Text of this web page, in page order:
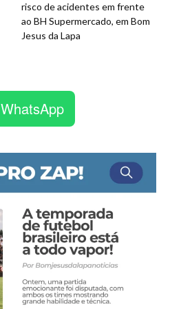
risco de acidentes em frente
ao BH Supermercado, em Bom
Jesus da Lapa